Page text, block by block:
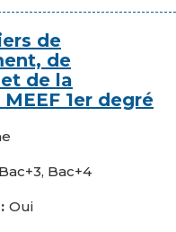
de
de
de la
1er degré
Bac+3, Bac+4
Oui